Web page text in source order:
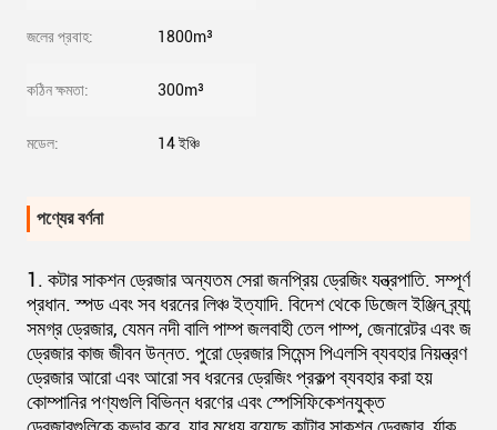
জলের প্রবাহ: 1800m³
কঠিন ক্ষমতা: 300m³
মডেল: 14 ইঞ্চি
পণ্যের বর্ণনা
1. কটার সাকশন ড্রেজার অন্যতম সেরা জনপ্রিয় ড্রেজিং যন্ত্রপাতি. সম্পূর্ণ
প্রধান. স্পড এবং সব ধরনের লিঞ্চ ইত্যাদি. বিদেশ থেকে ডিজেল ইঞ্জিন
সমগ্র ড্রেজার, যেমন নদী বালি পাম্প জলবাহী তেল পাম্প, জেনারেটর এবং জল
ড্রেজার কাজ জীবন উন্নত. পুরো ড্রেজার সিমেন্স পিএলসি ব্যবহার নিয়ন্ত্রণ
ড্রেজার আরো এবং আরো সব ধরনের ড্রেজিং প্রকল্প ব্যবহার করা হয়
কোম্পানির পণ্যগুলি বিভিন্ন ধরণের এবং স্পেসিফিকেশনযুক্ত